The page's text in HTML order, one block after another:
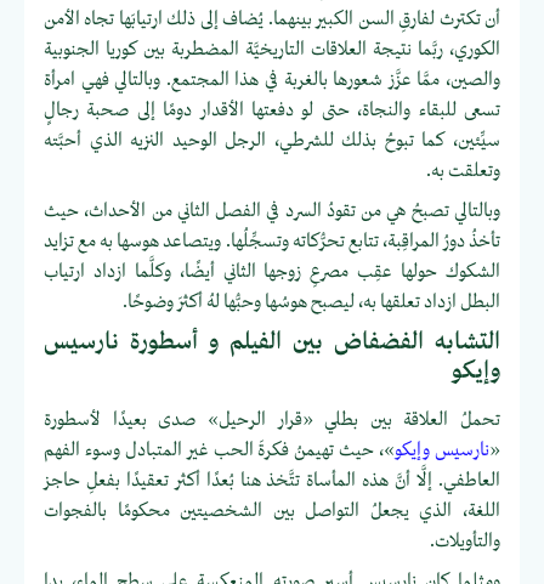
أن تكترث لفارقِ السن الكبير بينهما. يُضاف إلى ذلك ارتيابَها تجاه الأمن
الكوري، ربَّما نتيجة العلاقات التاريخيَّة المضطربة بين كوريا الجنوبية
والصين، ممَّا عزَّز شعورها بالغربة في هذا المجتمع. وبالتالي فهي امرأة
تسعى للبقاء والنجاة، حتى لو دفعتها الأقدار دومًا إلى صحبة رجالٍ
سيِّئين، كما تبوحُ بذلك للشرطي، الرجل الوحيد النزيه الذي أحبَّته
وتعلقت به.
وبالتالي تصبحُ هي من تقودُ السرد في الفصل الثاني من الأحداث، حيث
تأخذُ دورُ المراقِبة، تتابع تحرُّكاته وتسجِّلُها. ويتصاعد هوسها به مع تزايد
الشكوك حولها عقِب مصرعِ زوجها الثاني أيضًا، وكلَّما ازداد ارتياب
البطل ازداد تعلقها به، ليصبح هوسُها وحبُّها لهُ أكثرَ وضوحًا.
التشابه الفضفاض بين الفيلم و أسطورة نارسيس
وإيكو
تحملُ العلاقة بين بطلي «قرار الرحيل» صدى بعيدًا لأسطورة
«نارسيس وإيكو»، حيث تهيمنُ فكرةَ الحب غير المتبادل وسوء الفهم
العاطفي. إلَّا أنَّ هذه المأساة تتَّخذ هنا بُعدًا أكثر تعقيدًا بفعلِ حاجز
اللغة، الذي يجعلُ التواصل بين الشخصيتين محكومًا بالفجوات
والتأويلات.